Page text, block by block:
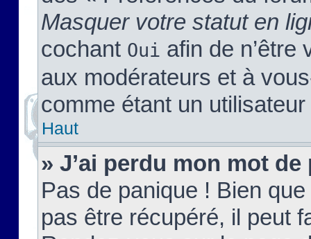
Masquer votre statut en
cochant Oui afin de n’être
aux modérateurs et à
comme étant un
Haut
» J’ai perdu mon mot de
Pas de panique ! Bien
pas être récupéré, il peut